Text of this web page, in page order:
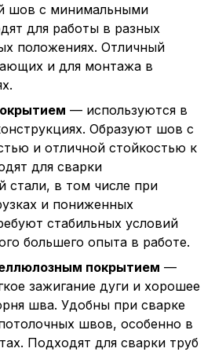
шов с минимальными
для работы в разных
положениях. Отличный
и для монтажа в
— используются в
Образуют шов с
и отличной стойкостью к
для сварки
стали, в том числе при
и пониженных
стабильных условий
большего опыта в работе.
покрытием —
зажигание дуги и хорошее
шва. Удобны при сварке
швов, особенно в
Подходят для сварки труб